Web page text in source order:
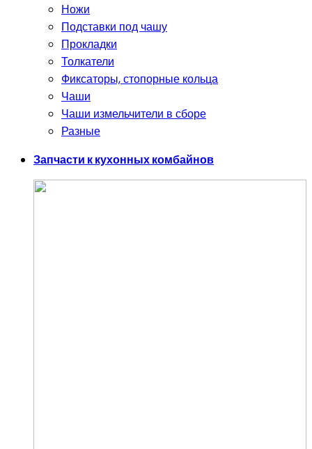
Ножи
Подставки под чашу
Прокладки
Толкатели
Фиксаторы, стопорные кольца
Чаши
Чаши измельчители в сборе
Разные
Запчасти к кухонных комбайнов